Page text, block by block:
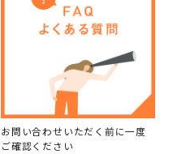
お問い合わせいただく前に一度
ご確認ください